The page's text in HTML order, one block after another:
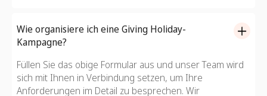
Wie organisiere ich eine Giving Holiday-
Kampagne?
Füllen Sie das obige Formular aus und unser Team wird
sich mit Ihnen in Verbindung setzen, um Ihre
Anforderungen im Detail zu besprechen. Wir